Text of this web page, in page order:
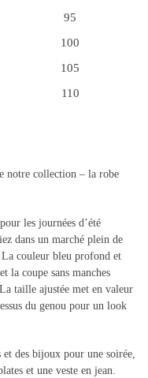
95
100
105
110
notre collection – la robe
les journées d’été
dans un marché plein de
couleur bleu profond et
la coupe sans manches
taille ajustée met en valeur
du genou pour un look
et des bijoux pour une soirée,
et une veste en jean.